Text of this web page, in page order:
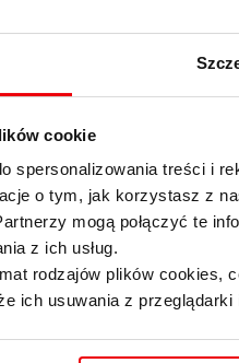
cookie
spersonalizowania treści i
o tym, jak korzystasz z
mogą połączyć te
z ich usług.
rodzajów plików
ich usuwania z
przyspieszyć niektóre z
– pisze dziennik.